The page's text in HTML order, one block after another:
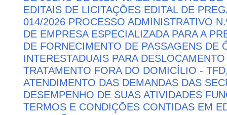
EDITAIS DE LICITAÇÕES EDITAL DE
014/2026 PROCESSO ADMINISTRATIVO
DE EMPRESA ESPECIALIZADA PARA A
DE FORNECIMENTO DE PASSAGENS DE
INTERESTADUAIS PARA
TRATAMENTO FORA DO DOMICÍLIO -
ATENDIMENTO DAS DEMANDAS DAS
DESEMPENHO DE SUAS ATIVIDADES
TERMOS E CONDIÇÕES CONTIDAS EM